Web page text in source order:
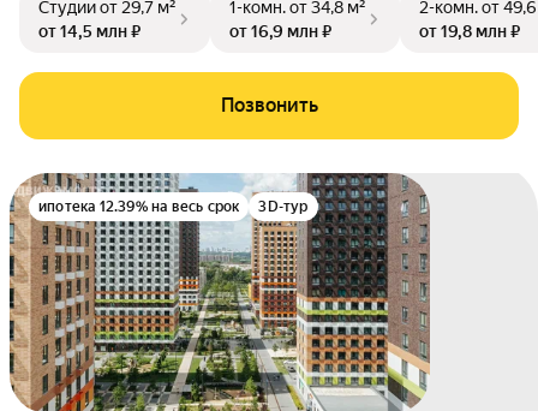
Студииот 29,7 м²
от 14,5 млн ₽
1-комн.от 34,8 м²
от 16,9 млн ₽
2-комн.от
от 19,8 млн ₽
Позвонить
ипотека 12.39% на весь срок 3D-тур